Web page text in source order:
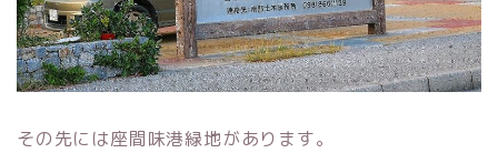
その先には座間味港緑地があります。